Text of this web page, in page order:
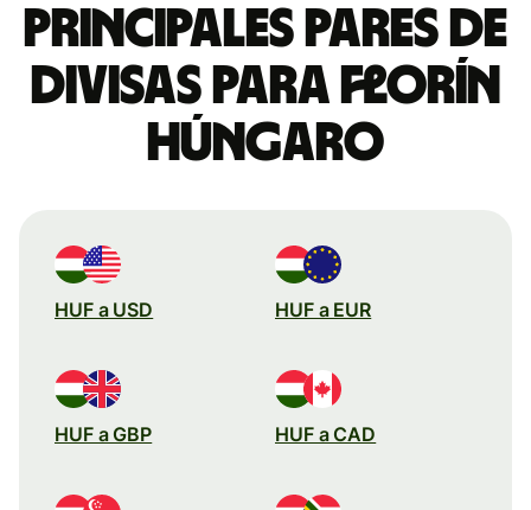
Principales pares de
divisas para florín
húngaro
HUF a USD HUF a EUR
HUF a GBP HUF a CAD